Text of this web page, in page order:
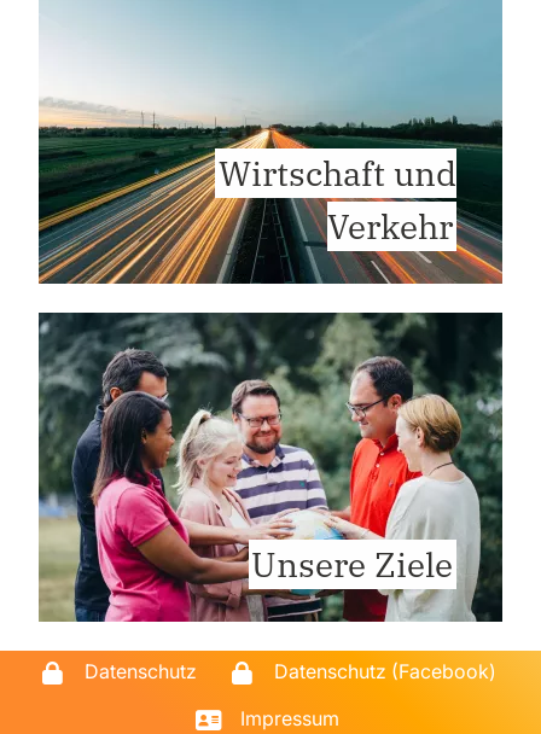
Wirtschaft und
Verkehr
Unsere Ziele
Datenschutz
Datenschutz (Facebook)
Impressum